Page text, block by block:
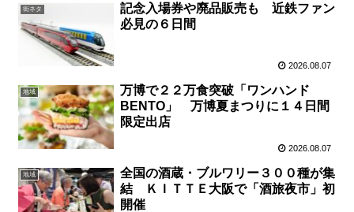
街ネタ
記念入場券や廃品販売も 近鉄ファン
必見の６日間
2026.08.07
地域
万博で２２万食突破「ワンハンド
BENTO」 万博夏まつりに１４日間
限定出店
2026.08.07
地域
全国の酒蔵・ブルワリー３００種が集
結 ＫＩＴＴＥ大阪で「酒旅夜市」初
開催